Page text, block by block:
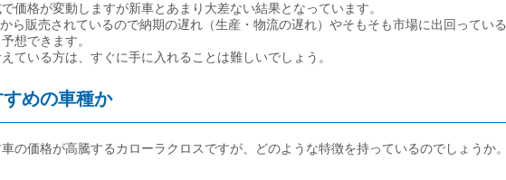
価格が変動しますが新車とあまり大差ない結果となっています。
ら販売されているので納期の遅れ（生産・物流の遅れ）やそもそも市場に出回っている
想できます。
ている方は、すぐに手に入れることは難しいでしょう。
めの車種か
の価格が高騰するカローラクロスですが、どのような特徴を持っているのでしょうか。